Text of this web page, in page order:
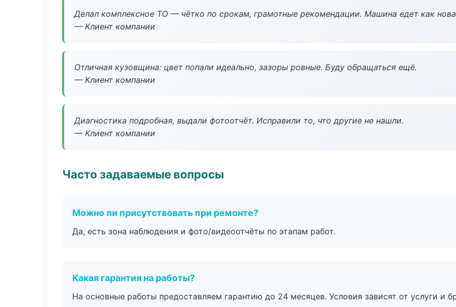
Делал комплексное ТО — чётко по срокам, грамотные рекомендации. Машина едет как
— Клиент компании
Отличная кузовщина: цвет попали идеально, зазоры ровные. Буду обращаться ещё.
— Клиент компании
Диагностика подробная, выдали фотоотчёт. Исправили то, что другие не нашли.
— Клиент компании
Часто задаваемые вопросы
Можно ли присутствовать при ремонте?
Да, есть зона наблюдения и фото/видеоотчёты по этапам работ.
Какая гарантия на работы?
На основные работы предоставляем гарантию до 24 месяцев. Условия зависят от услуги и